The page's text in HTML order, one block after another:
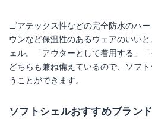
ゴアテックス性などの完全防水のハ
ウンなど保温性のあるウェアのいい
ェル。「アウターとして着用する」「
どちらも兼ね備えているので、ソフ
うことができます。
ソフトシェルおすすめブラン